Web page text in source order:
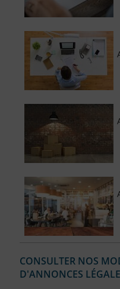
CONSULTER NOS
D'ANNONCES